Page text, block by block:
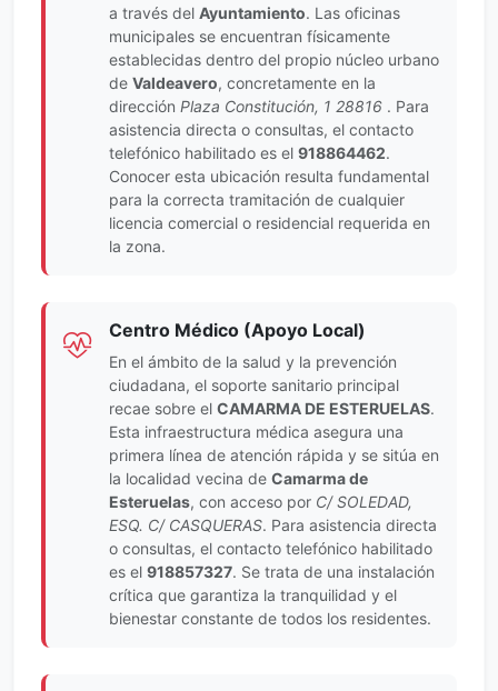
a través del Ayuntamiento. Las oficinas
municipales se encuentran físicamente
establecidas dentro del propio núcleo urbano
de Valdeavero, concretamente en la
dirección Plaza Constitución, 1 28816 . Para
asistencia directa o consultas, el contacto
telefónico habilitado es el 918864462.
Conocer esta ubicación resulta fundamental
para la correcta tramitación de cualquier
licencia comercial o residencial requerida en
la zona.
Centro Médico (Apoyo Local)
En el ámbito de la salud y la prevención
ciudadana, el soporte sanitario principal
recae sobre el CAMARMA DE ESTERUELAS.
Esta infraestructura médica asegura una
primera línea de atención rápida y se sitúa en
la localidad vecina de Camarma de
Esteruelas, con acceso por C/ SOLEDAD,
ESQ. C/ CASQUERAS. Para asistencia directa
o consultas, el contacto telefónico habilitado
es el 918857327. Se trata de una instalación
crítica que garantiza la tranquilidad y el
bienestar constante de todos los residentes.